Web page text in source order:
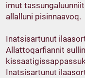
imut
allalluni pisinnaavoq.
Inatsisartunut
Allattoqarfiannit
Inatsisartunut